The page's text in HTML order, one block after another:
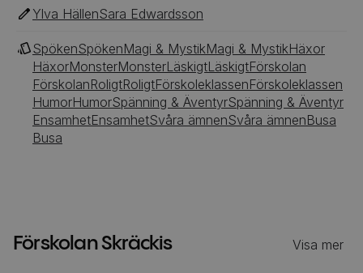
Ylva HällenSara Edwardsson
SpökenSpökenMagi & MystikMagi & MystikHäxor
HäxorMonsterMonsterLäskigtLäskigtFörskolan
FörskolanRoligtRoligtFörskoleklassenFörskoleklassen
HumorHumorSpänning & ÄventyrSpänning & Äventyr
EnsamhetEnsamhetSvåra ämnenSvåra ämnenBusa
Busa
Förskolan Skräckis Visa mer